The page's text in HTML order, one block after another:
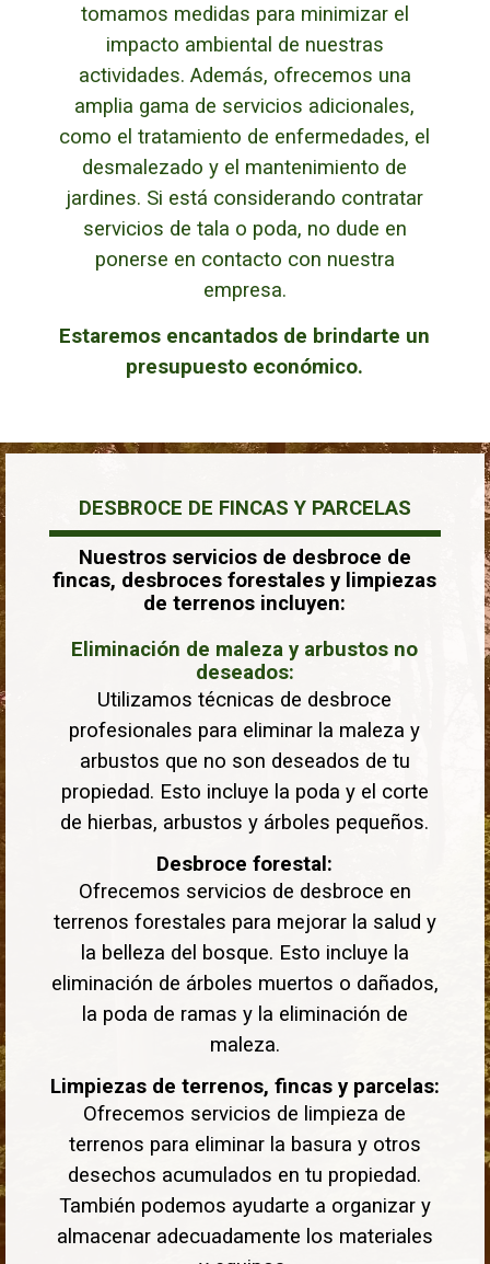
tomamos medidas para minimizar el
impacto ambiental de nuestras
actividades. Además, ofrecemos una
amplia gama de servicios adicionales,
como el tratamiento de enfermedades, el
desmalezado y el mantenimiento de
jardines. Si está considerando contratar
servicios de tala o poda, no dude en
ponerse en contacto con nuestra
empresa.
Estaremos encantados de brindarte un
presupuesto económico.
DESBROCE DE FINCAS Y PARCELAS
Nuestros servicios de desbroce de
fincas, desbroces forestales y limpiezas
de terrenos incluyen:
Eliminación de maleza y arbustos no
deseados:
Utilizamos técnicas de desbroce
profesionales para eliminar la maleza y
arbustos que no son deseados de tu
propiedad. Esto incluye la poda y el corte
de hierbas, arbustos y árboles pequeños.
Desbroce forestal:
Ofrecemos servicios de desbroce en
terrenos forestales para mejorar la salud y
la belleza del bosque. Esto incluye la
eliminación de árboles muertos o dañados,
la poda de ramas y la eliminación de
maleza.
Limpiezas de terrenos, fincas y parcelas:
Ofrecemos servicios de limpieza de
terrenos para eliminar la basura y otros
desechos acumulados en tu propiedad.
También podemos ayudarte a organizar y
almacenar adecuadamente los materiales